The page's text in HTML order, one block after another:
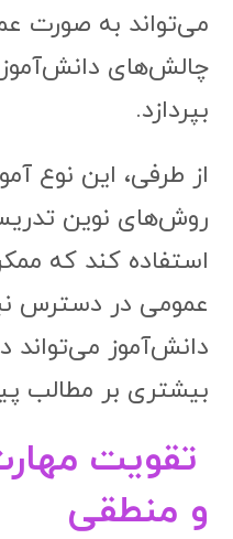
می‌تواند به صورت
چالش‌های دانش‌آموز
بپردازد.
از طرفی، این نوع
روش‌های نوین
استفاده کند که
عمومی در دسترس
دانش‌آموز می‌تواند
بیشتری بر مطالب
تقویت
و منطقی